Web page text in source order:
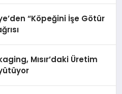
“Köpeğini İşe Götür
Mısır’daki Üretim